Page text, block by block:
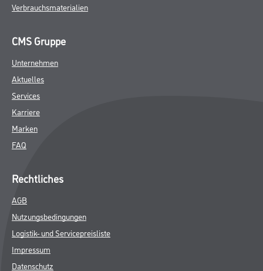
Verbrauchsmaterialien
CMS Gruppe
Unternehmen
Aktuelles
Services
Karriere
Marken
FAQ
Rechtliches
AGB
Nutzungsbedingungen
Logistik- und Servicepreisliste
Impressum
Datenschutz